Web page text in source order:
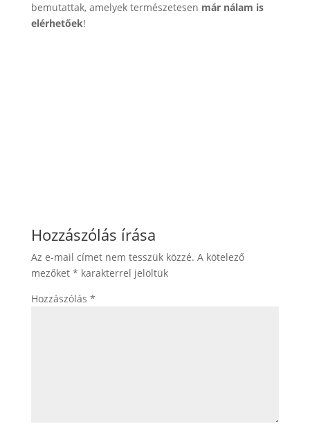
bemutattak, amelyek természetesen már nálam is
elérhetőek!
Hozzászólás írása
Az e-mail címet nem tesszük közzé. A kötelező
mezőket * karakterrel jelöltük
Hozzászólás *